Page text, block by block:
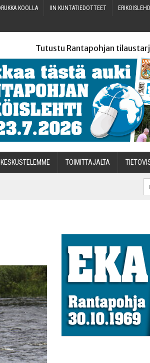
KOOLLA IIN KUN­TA­TIE­DOT­TEET
Tutustu Rantapohjan
KES­KUS­TE­LEM­ME TOI­MIT­TA­JAL­TA